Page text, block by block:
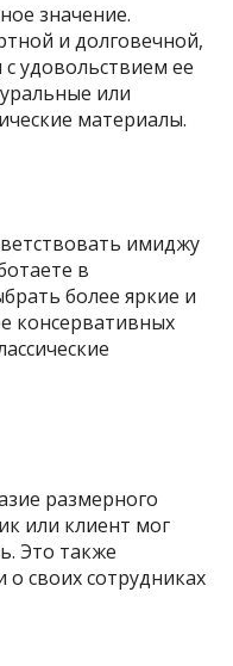
значение.
и долговечной,
удовольствием ее
или
материалы.
имиджу
в
более яркие и
консервативных
размерного
или клиент мог
Это также
своих сотрудниках